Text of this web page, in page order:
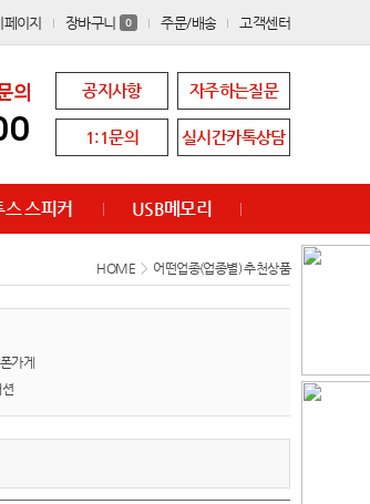
페이지 장바구니 0 주문/배송 고객센터
의 공지사항 자주하는질문
1:1문의 실시간카톡상담
스피커 USB메모리
HOME > 어떤업종(업종별) 추천상품
가게